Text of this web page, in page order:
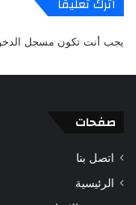
يجب أنت تكون مسجل
صفحات
اتصل بنا
الرئيسية